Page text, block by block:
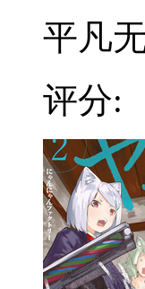
平凡
评分: